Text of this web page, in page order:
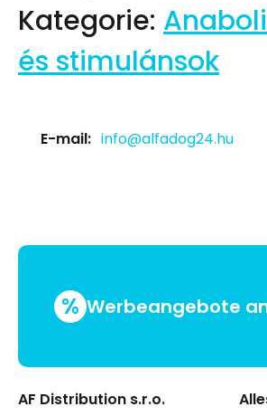
Kategorie:
és stimulánsok
E-mail: info@alfadog24.hu
% Werbeangebote
AF Distribution s.r.o.